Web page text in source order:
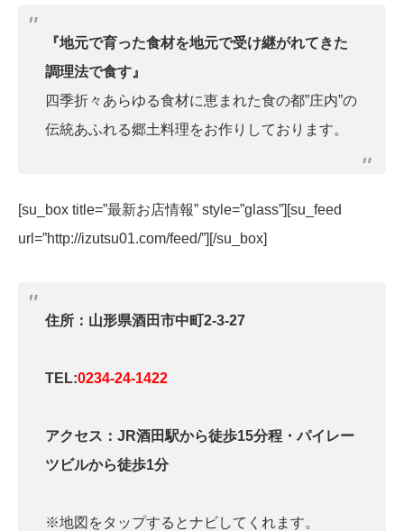
『地元で育った食材を地元で受け継がれてきた
調理法で食す』
四季折々あらゆる食材に恵まれた食の都”庄内”の
伝統あふれる郷土料理をお作りしております。
[su_box title=”最新お店情報” style=”glass”][su_feed
url=”http://izutsu01.com/feed/”][/su_box]
住所：山形県酒田市中町2-3-27
TEL:0234-24-1422
アクセス：JR酒田駅から徒歩15分程・パイレー
ツビルから徒歩1分
※地図をタップするとナビしてくれます。